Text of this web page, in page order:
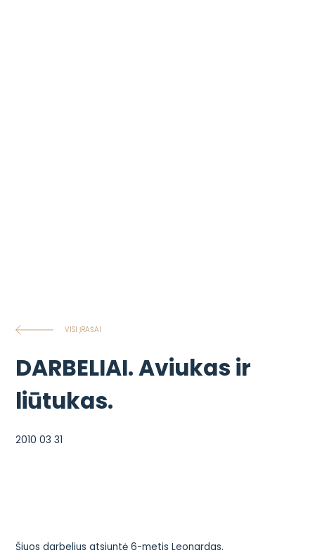
VISI ĮRAŠAI
DARBELIAI. Aviukas ir
liūtukas.
2010 03 31
Šiuos darbelius atsiuntė 6-metis Leonardas.